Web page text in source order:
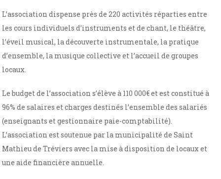
L’association dispense près de 220 activités réparties entre
les cours individuels d’instruments et de chant, le théâtre,
l’éveil musical, la découverte instrumentale, la pratique
d’ensemble, la musique collective et l’accueil de groupes
locaux.
Le budget de l’association s’élève à 110 000€ et est constitué à
96% de salaires et charges destinés l’ensemble des salariés
(enseignants et gestionnaire paie-comptabilité).
L’association est soutenue par la municipalité de Saint
Mathieu de Tréviers avec la mise à disposition de locaux et
une aide financière annuelle.